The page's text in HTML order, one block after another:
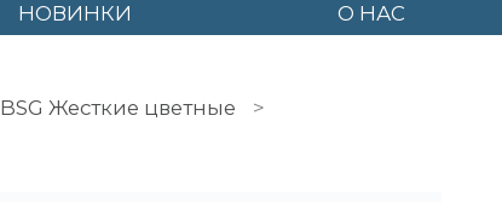
НОВИНКИ О НАС
BSG Жесткие цветные